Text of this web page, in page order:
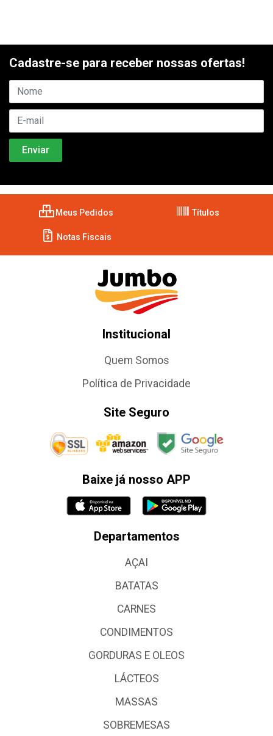
Cadastre-se para receber nossas ofertas!
Meus Pedidos Títulos
Notas Fiscais
Institucional
Quem Somos
Política de Privacidade
Site Seguro
Baixe já nosso APP
Departamentos
AÇAI
BATATAS
CARNES
CONDIMENTOS
GORDURAS E OLEOS
LÁCTEOS
MASSAS
SOBREMESAS